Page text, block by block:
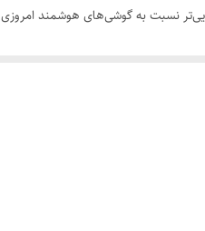
نسبت به گوشی‌های هوشمند امروزی